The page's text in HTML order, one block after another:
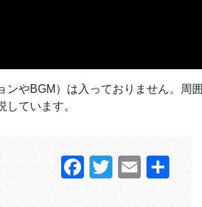
やBGM）は入っておりません。周囲
ています。
Facebook
TwitterEmail